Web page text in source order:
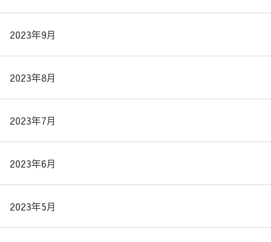
2023年9月
2023年8月
2023年7月
2023年6月
2023年5月